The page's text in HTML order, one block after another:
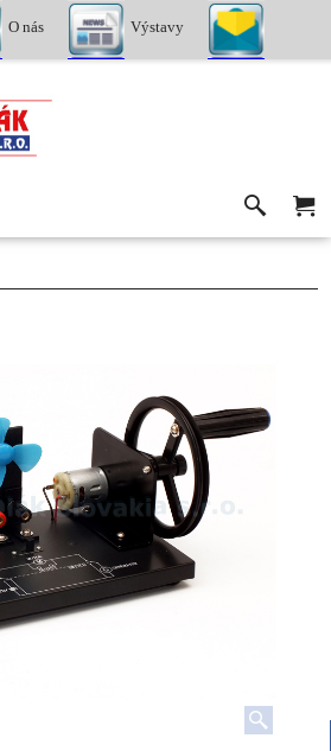
O nás Výstavy